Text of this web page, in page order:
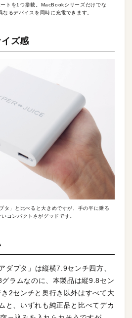
トを1つ搭載。MacBookシリーズだけでな
るデバイスを同時に充電できます。
ズ感
」と比べると大きめですが、手の平に乗る
コンパクトさがグッドです。
ダプタ」は縦横7.9センチ四方、
ラムなのに、本製品は縦9.8セン
2センチと奥行き以外はすべて大
と、いずれも純正品と比べてデカ